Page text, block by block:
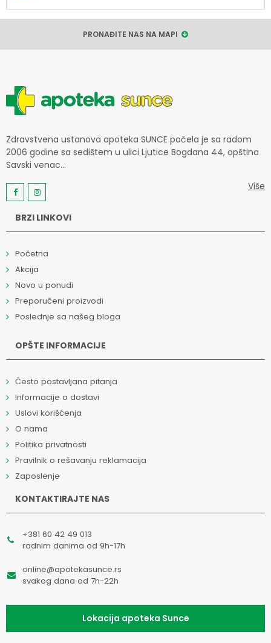
PRONAĐITE NAS NA MAPI
Zdravstvena ustanova apoteka SUNCE počela je sa radom
2006 godine sa sedištem u ulici Ljutice Bogdana 44, opština
Savski venac...
Više
BRZI LINKOVI
Početna
Akcija
Novo u ponudi
Preporučeni proizvodi
Poslednje sa našeg bloga
OPŠTE INFORMACIJE
Često postavljana pitanja
Informacije o dostavi
Uslovi korišćenja
O nama
Politika privatnosti
Pravilnik o rešavanju reklamacija
Zaposlenje
KONTAKTIRAJTE NAS
+381 60 42 49 013
radnim danima od 9h-17h
online@apotekasunce.rs
svakog dana od 7h-22h
Lokacija apoteka Sunce